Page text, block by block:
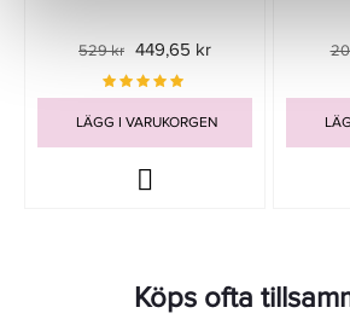
529 kr 449,65 kr
LÄGG I VARUKORGEN
Köps ofta